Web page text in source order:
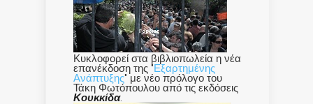
Κυκλοφορεί στα βιβλιοπωλεία η νέα
επανέκδοση της "Εξαρτημένης
Ανάπτυξης" με νέο πρόλογο του
Τάκη Φωτόπουλου από τις εκδόσεις
Κουκκίδα.